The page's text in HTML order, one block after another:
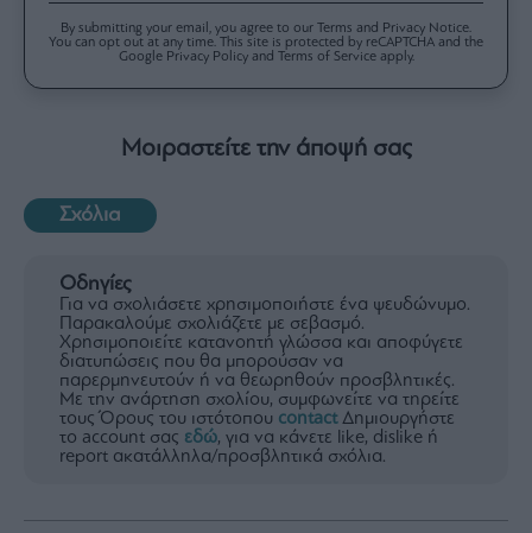
By submitting your email, you agree to our Terms and Privacy Notice.
You can opt out at any time. This site is protected by reCAPTCHA and the
Google Privacy Policy and Terms of Service apply.
Μοιραστείτε την άποψή σας
Σχόλια
Οδηγίες
Για να σχολιάσετε χρησιμοποιήστε ένα ψευδώνυμο.
Παρακαλούμε σχολιάζετε με σεβασμό.
Χρησιμοποιείτε κατανοητή γλώσσα και αποφύγετε
διατυπώσεις που θα μπορούσαν να
παρερμηνευτούν ή να θεωρηθούν προσβλητικές.
Με την ανάρτηση σχολίου, συμφωνείτε να τηρείτε
τους Όρους του ιστότοπου contactΔημιουργήστε
το account σας εδώ, για να κάνετε like, dislike ή
report ακατάλληλα/προσβλητικά σχόλια.